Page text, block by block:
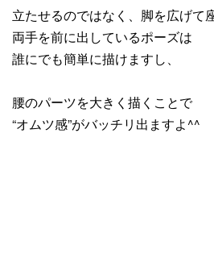
立たせるのではなく、脚を広げて
両手を前に出しているポーズは
誰にでも簡単に描けますし、
腰のパーツを大きく描くことで
“オムツ感”がバッチリ出ますよ^^